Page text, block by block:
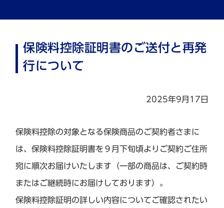
保険料控除証明書のご送付と再発
行について
2025年9月17日
保険料控除の対象となる保険商品のご契約者さまに
は、保険料控除証明書を９月下旬頃よりご契約ご住所
宛に順次お届けいたします（一部の商品は、ご契約時
またはご継続時にお届けしております）。
保険料控除証明の詳しい内容についてご確認されたい